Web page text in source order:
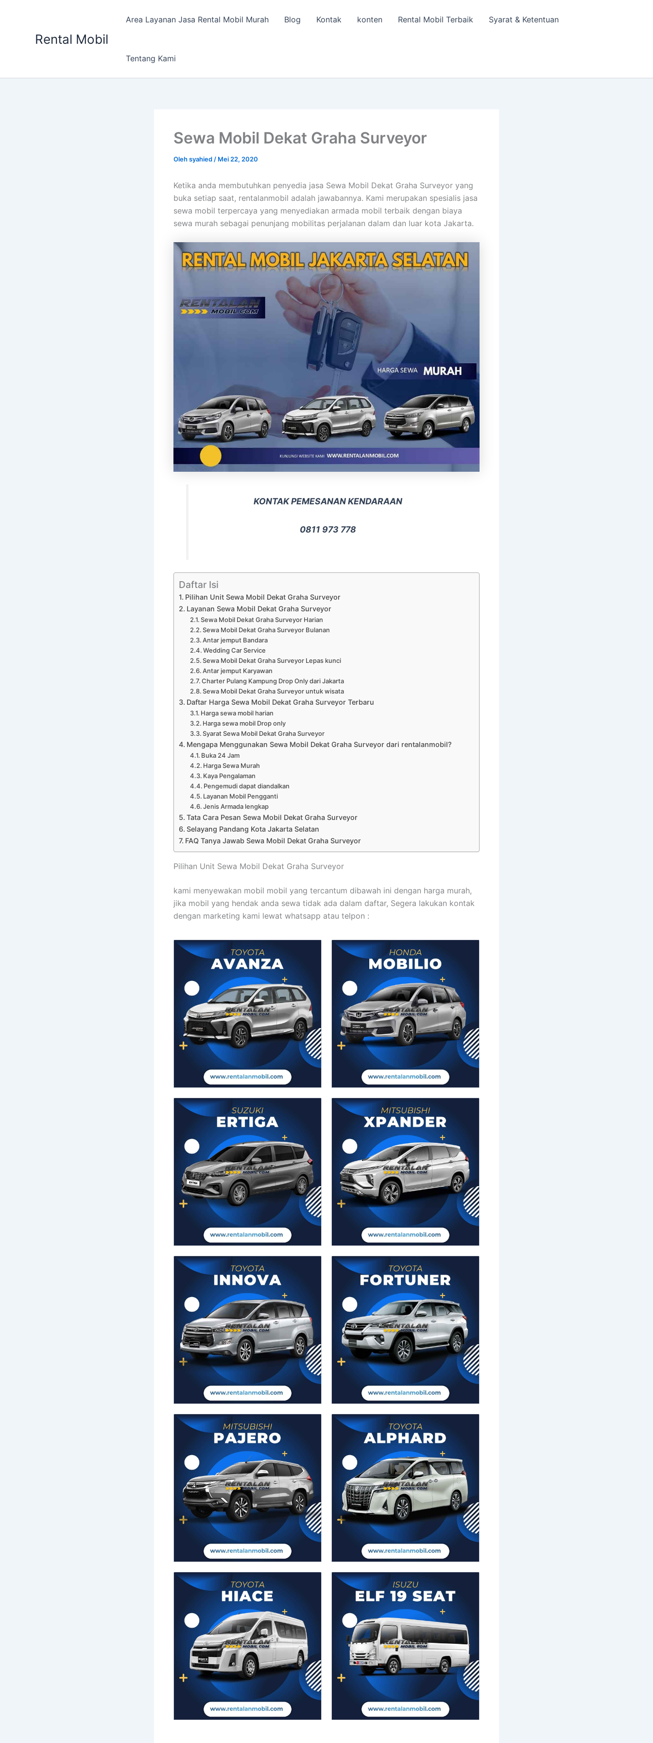
Rental Mobil
Area Layanan Jasa Rental Mobil Murah Blog Kontak konten Rental Mobil Terbaik Syarat & Ketentuan
Tentang Kami
Sewa Mobil Dekat Graha Surveyor
Olehsyahied / Mei 22, 2020
Ketika anda membutuhkan penyedia jasa Sewa Mobil Dekat Graha Surveyor yang
buka setiap saat, rentalanmobil adalah jawabannya. Kami merupakan spesialis jasa
sewa mobil terpercaya yang menyediakan armada mobil terbaik dengan biaya
sewa murah sebagai penunjang mobilitas perjalanan dalam dan luar kota Jakarta.
KONTAK PEMESANAN KENDARAAN
0811 973 778
Daftar Isi
Pilihan Unit Sewa Mobil Dekat Graha Surveyor
Layanan Sewa Mobil Dekat Graha Surveyor
Sewa Mobil Dekat Graha Surveyor Harian
Sewa Mobil Dekat Graha Surveyor Bulanan
Antar jemput Bandara
Wedding Car Service
Sewa Mobil Dekat Graha Surveyor Lepas kunci
Antar jemput Karyawan
Charter Pulang Kampung Drop Only dari Jakarta
Sewa Mobil Dekat Graha Surveyor untuk wisata
Daftar Harga Sewa Mobil Dekat Graha Surveyor Terbaru
Harga sewa mobil harian
Harga sewa mobil Drop only
Syarat Sewa Mobil Dekat Graha Surveyor
Mengapa Menggunakan Sewa Mobil Dekat Graha Surveyor dari rentalanmobil?
Buka 24 Jam
Harga Sewa Murah
Kaya Pengalaman
Pengemudi dapat diandalkan
Layanan Mobil Pengganti
Jenis Armada lengkap
Tata Cara Pesan Sewa Mobil Dekat Graha Surveyor
Selayang Pandang Kota Jakarta Selatan
FAQ Tanya Jawab Sewa Mobil Dekat Graha Surveyor
Pilihan Unit Sewa Mobil Dekat Graha Surveyor
kami menyewakan mobil mobil yang tercantum dibawah ini dengan harga murah,
jika mobil yang hendak anda sewa tidak ada dalam daftar, Segera lakukan kontak
dengan marketing kami lewat whatsapp atau telpon :